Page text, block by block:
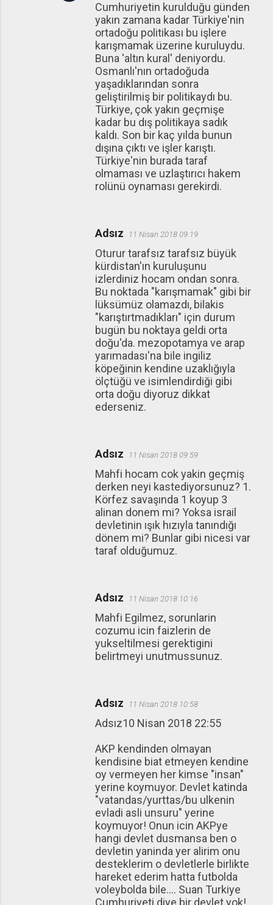
Cumhuriyetin kurulduğu günden
yakın zamana kadar Türkiye'nin
ortadoğu politikası bu işlere
karışmamak üzerine kuruluydu.
Buna 'altın kural' deniyordu.
Osmanlı'nın ortadoğuda
yaşadıklarından sonra
geliştirilmiş bir politikaydı bu.
Türkiye, çok yakın geçmişe
kadar bu dış politikaya sadık
kaldı. Son bir kaç yılda bunun
dışına çıktı ve işler karıştı.
Türkiye'nin burada taraf
olmaması ve uzlaştırıcı hakem
rolünü oynaması gerekirdi.
Adsız 11 Nisan 2018 09:19
Oturur tarafsız tarafsız büyük
kürdistan'ın kuruluşunu
izlerdiniz hocam ondan sonra.
Bu noktada "karışmamak" gibi bir
lüksümüz olamazdı, bilakis
"karıştırtmadıkları" için durum
bugün bu noktaya geldi orta
doğu'da. mezopotamya ve arap
yarımadası'na bile ingiliz
köpeğinin kendine uzaklığıyla
ölçtüğü ve isimlendirdiği gibi
orta doğu diyoruz dikkat
ederseniz.
Adsız 11 Nisan 2018 09:59
Mahfi hocam cok yakin geçmiş
derken neyi kastediyorsunuz? 1.
Körfez savaşında 1 koyup 3
alinan donem mi? Yoksa israil
devletinin ışık hızıyla tanındığı
dönem mi? Bunlar gibi nicesi var
taraf olduğumuz.
Adsız 11 Nisan 2018 10:16
Mahfi Egilmez, sorunlarin
cozumu icin faizlerin de
yukseltilmesi gerektigini
belirtmeyi unutmussunuz.
Adsız 11 Nisan 2018 10:58
Adsız10 Nisan 2018 22:55
AKP kendinden olmayan
kendisine biat etmeyen kendine
oy vermeyen her kimse "insan"
yerine koymuyor. Devlet katinda
"vatandas/yurttas/bu ulkenin
evladi asli unsuru" yerine
koymuyor! Onun icin AKPye
hangi devlet dusmansa ben o
devletin yaninda yer alirim onu
desteklerim o devletlerle birlikte
hareket ederim hatta futbolda
voleybolda bile.... Suan Turkiye
Cumhuriyeti diye bir devlet yok!